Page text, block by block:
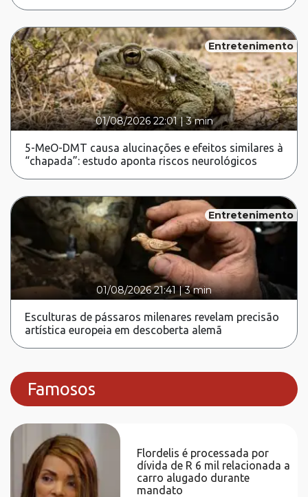
Entretenimento
01/08/2026 22:01|3 min
5-MeO-DMT causa alucinações e efeitos similares à
“chapada”: estudo aponta riscos neurológicos
Entretenimento
01/08/2026 21:41 |3 min
Esculturas de pássaros milenares revelam precisão
artística europeia em descoberta alemã
Famosos
Flordelis é processada por
dívida de R 6 mil relacionada a
carro alugado durante
mandato